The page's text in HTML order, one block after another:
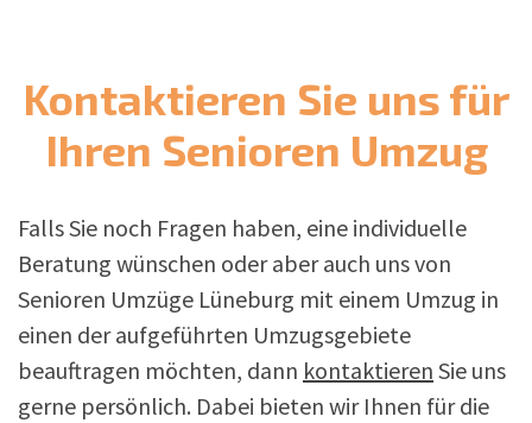
Kontaktieren Sie uns für
Ihren Senioren Umzug
Falls Sie noch Fragen haben, eine individuelle
Beratung wünschen oder aber auch uns von
Senioren Umzüge Lüneburg mit einem Umzug in
einen der aufgeführten Umzugsgebiete
beauftragen möchten, dann kontaktieren Sie uns
gerne persönlich. Dabei bieten wir Ihnen für die